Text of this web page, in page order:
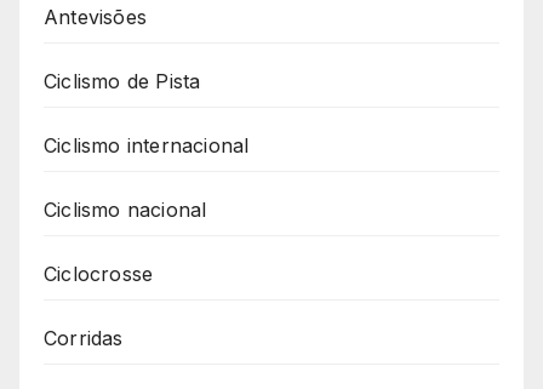
Antevisões
Ciclismo de Pista
Ciclismo internacional
Ciclismo nacional
Ciclocrosse
Corridas